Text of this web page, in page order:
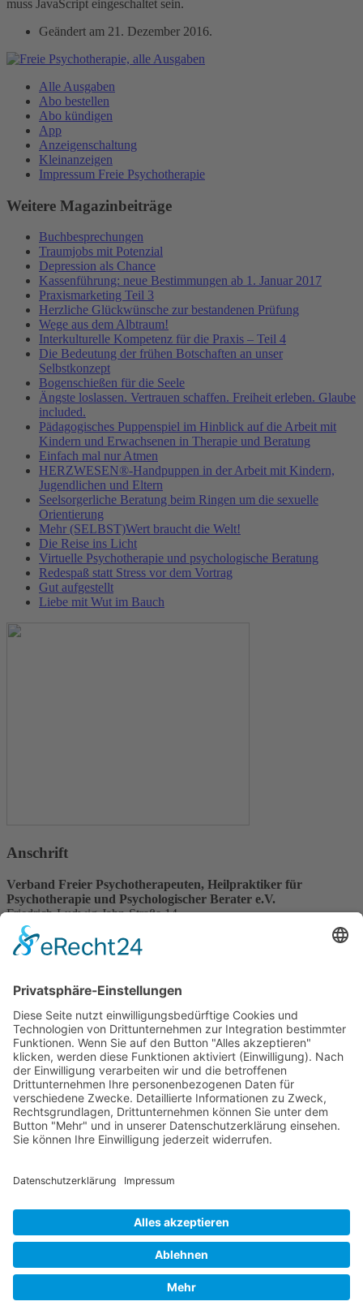
muss JavaScript eingeschaltet sein.
Geändert am 21. Dezember 2016.
Alle Ausgaben
Abo bestellen
Abo kündigen
App
Anzeigenschaltung
Kleinanzeigen
Impressum Freie Psychotherapie
Weitere Magazinbeiträge
Buchbesprechungen
Traumjobs mit Potenzial
Depression als Chance
Kassenführung: neue Bestimmungen ab 1. Januar 2017
Praxismarketing Teil 3
Herzliche Glückwünsche zur bestandenen Prüfung
Wege aus dem Albtraum!
Interkulturelle Kompetenz für die Praxis – Teil 4
Die Bedeutung der frühen Botschaften an unser
Selbstkonzept
Bogenschießen für die Seele
Ängste loslassen. Vertrauen schaffen. Freiheit erleben. Glaube
included.
Pädagogisches Puppenspiel im Hinblick auf die Arbeit mit
Kindern und Erwachsenen in Therapie und Beratung
Einfach mal nur Atmen
HERZWESEN®-Handpuppen in der Arbeit mit Kindern,
Jugendlichen und Eltern
Seelsorgerliche Beratung beim Ringen um die sexuelle
Orientierung
Mehr (SELBST)Wert braucht die Welt!
Die Reise ins Licht
Virtuelle Psychotherapie und psychologische Beratung
Redespaß statt Stress vor dem Vortrag
Gut aufgestellt
Liebe mit Wut im Bauch
Anschrift
Verband Freier Psychotherapeuten, Heilpraktiker für
Psychotherapie und Psychologischer Berater e.V.
Friedrich-Ludwig-Jahn-Straße 14
31582 Nienburg/Weser
Service-Team
05021-8650320
Diese E-Mail-Adresse ist vor Spambots geschützt! Zur Anzeige
muss JavaScript eingeschaltet sein.
Wir sind Mitglied
Impressum
Login
Verband Freier Psychotherapeuten, Heilpraktiker für Psychotherapie